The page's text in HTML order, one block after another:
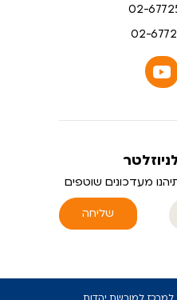
מעדכונים שוטפים
שליחה